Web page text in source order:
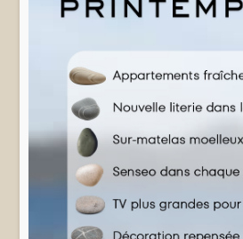
Menu
ACCUEIL
BIEN-ÊTRE
OFFRES SPÉCIALES
GALERIE